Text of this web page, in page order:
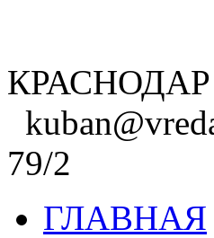
79/2
ГЛАВНАЯ